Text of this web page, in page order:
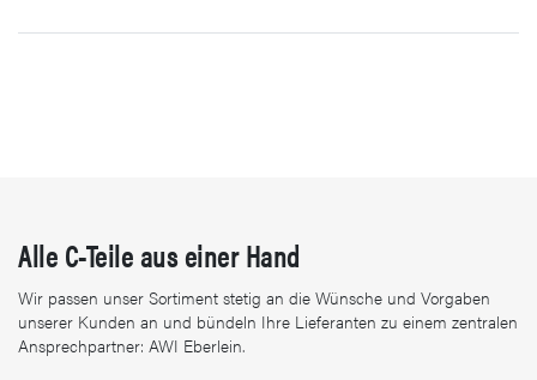
Alle C-Teile aus einer Hand
Wir passen unser Sortiment stetig an die Wünsche und Vorgaben
unserer Kunden an und bündeln Ihre Lieferanten zu einem zentralen
Ansprechpartner: AWI Eberlein.